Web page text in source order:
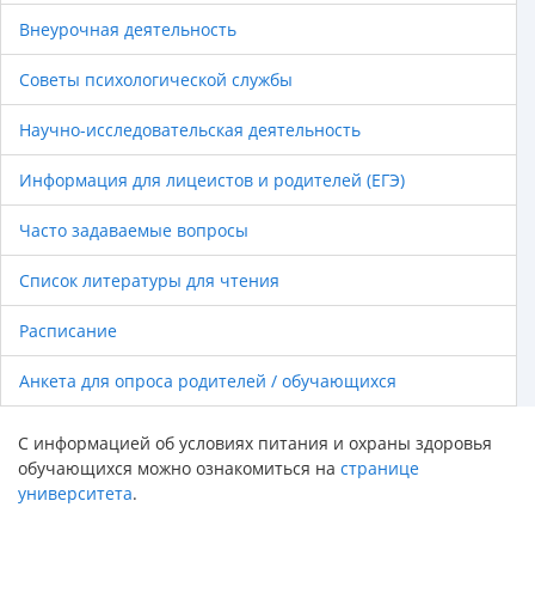
Внеурочная деятельность
Советы психологической службы
Научно-исследовательская деятельность
Информация для лицеистов и родителей (ЕГЭ)
Часто задаваемые вопросы
Список литературы для чтения
Расписание
Анкета для опроса родителей / обучающихся
С информацией об условиях питания и охраны здоровья
обучающихся можно ознакомиться на странице
университета.